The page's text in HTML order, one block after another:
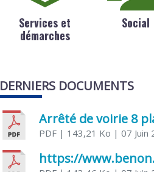
Services et
démarches
Social
DERNIERS DOCUMENTS
PDF | 143,21 Ko | 07 Juin